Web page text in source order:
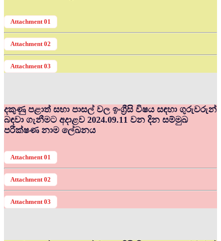
Attachment 01
Attachment 02
Attachment 03
දකුණු පළාත් සභා පාසල් වල ඉංග්‍රීසි විෂය සඳහා ගුරුවරුන්
බඳවා ගැනීමට අදාළව 2024.09.11 වන දින සම්මුඛ
පරීක්ෂණ නාම ලේඛනය
Attachment 01
Attachment 02
Attachment 03